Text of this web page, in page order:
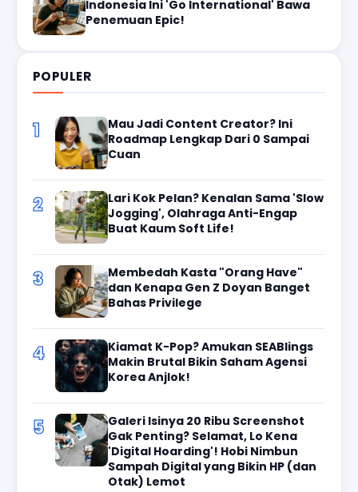
Indonesia Ini 'Go International' Bawa
Penemuan Epic!
POPULER
1
Mau Jadi Content Creator? Ini
Roadmap Lengkap Dari 0 Sampai
Cuan
2
Lari Kok Pelan? Kenalan Sama 'Slow
Jogging', Olahraga Anti-Engap
Buat Kaum Soft Life!
3
Membedah Kasta "Orang Have"
dan Kenapa Gen Z Doyan Banget
Bahas Privilege
4
Kiamat K-Pop? Amukan SEABlings
Makin Brutal Bikin Saham Agensi
Korea Anjlok!
5
Galeri Isinya 20 Ribu Screenshot
Gak Penting? Selamat, Lo Kena
'Digital Hoarding'! Hobi Nimbun
Sampah Digital yang Bikin HP (dan
Otak) Lemot